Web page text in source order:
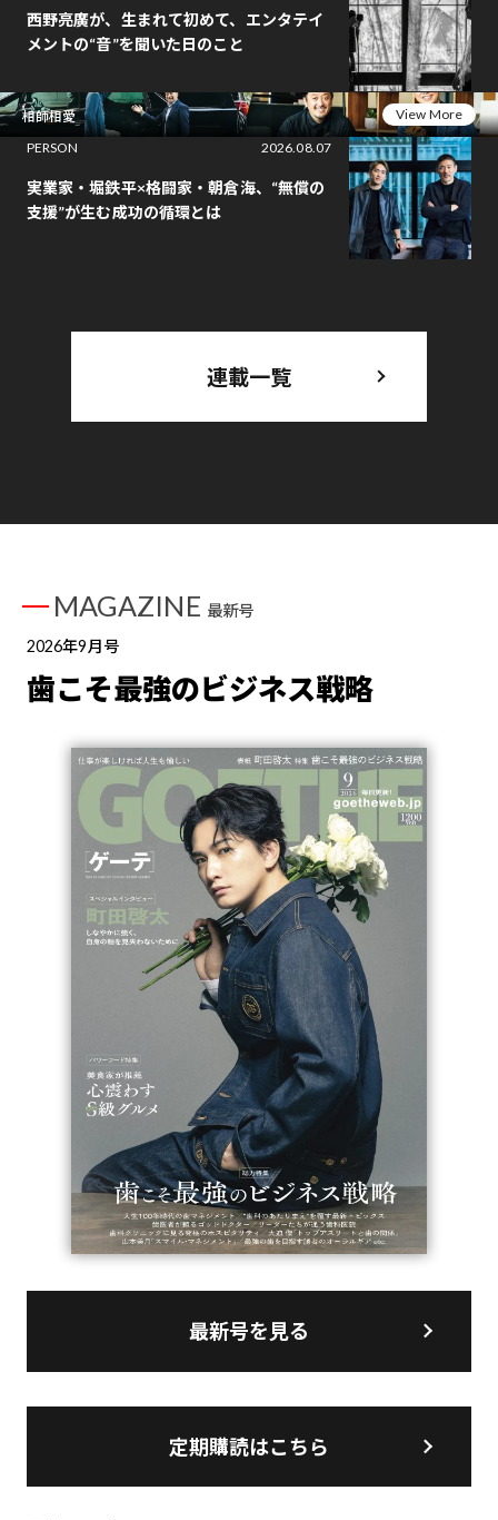
西野亮廣が、生まれて初めて、エンタテイ
メントの“音”を聞いた日のこと
相師相愛
View More
PERSON
2026.08.07
実業家・堀鉄平×格闘家・朝倉海、“無償の
支援”が生む成功の循環とは
連載一覧
MAGAZINE 最新号
2026年9月号
歯こそ最強のビジネス戦略
最新号を見る
定期購読はこちら